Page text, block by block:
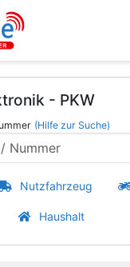
- PKW
(Hilfe zur Suche)
Nutzfahrzeug
Haushalt